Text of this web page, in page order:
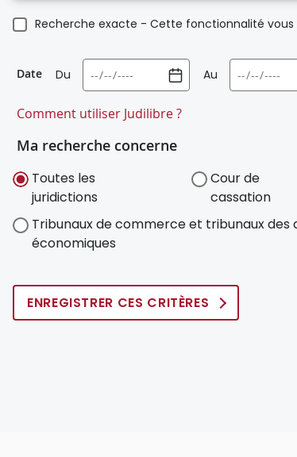
Recherche exacte - Cette fonctionnalité
Date Du Au
Comment utiliser Judilibre ?
Ma recherche concerne
Toutes les
juridictions
Cour de
cassation
Tribunaux de commerce et tribunaux des
économiques
ENREGISTRER CES CRITÈRES